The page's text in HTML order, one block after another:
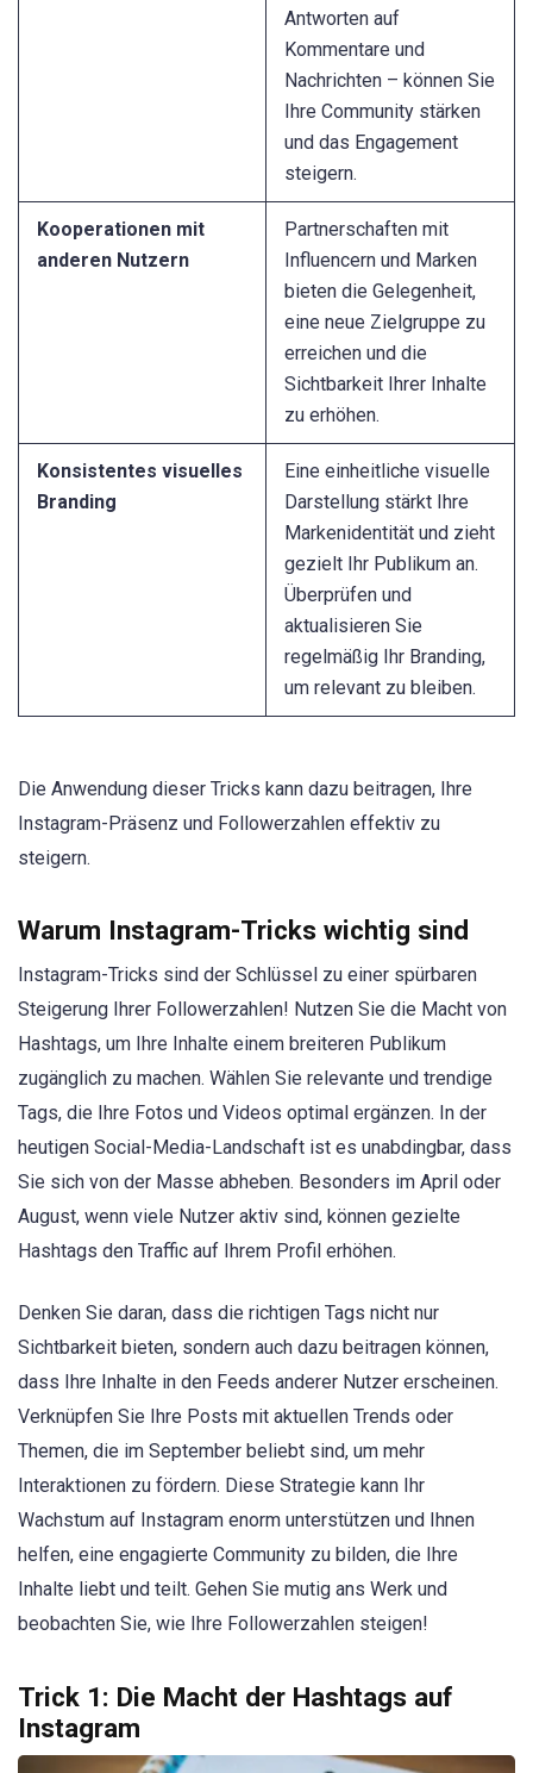
Antworten auf
Kommentare und
Nachrichten – können Sie
Ihre Community stärken
und das Engagement
steigern.
Kooperationen mit
anderen Nutzern
Partnerschaften mit
Influencern und Marken
bieten die Gelegenheit,
eine neue Zielgruppe zu
erreichen und die
Sichtbarkeit Ihrer Inhalte
zu erhöhen.
Konsistentes visuelles
Branding
Eine einheitliche visuelle
Darstellung stärkt Ihre
Markenidentität und zieht
gezielt Ihr Publikum an.
Überprüfen und
aktualisieren Sie
regelmäßig Ihr Branding,
um relevant zu bleiben.
Die Anwendung dieser Tricks kann dazu beitragen, Ihre
Instagram-Präsenz und Followerzahlen effektiv zu
steigern.
Warum Instagram-Tricks wichtig sind
Instagram-Tricks sind der Schlüssel zu einer spürbaren
Steigerung Ihrer Followerzahlen! Nutzen Sie die Macht von
Hashtags, um Ihre Inhalte einem breiteren Publikum
zugänglich zu machen. Wählen Sie relevante und trendige
Tags, die Ihre Fotos und Videos optimal ergänzen. In der
heutigen Social-Media-Landschaft ist es unabdingbar, dass
Sie sich von der Masse abheben. Besonders im April oder
August, wenn viele Nutzer aktiv sind, können gezielte
Hashtags den Traffic auf Ihrem Profil erhöhen.
Denken Sie daran, dass die richtigen Tags nicht nur
Sichtbarkeit bieten, sondern auch dazu beitragen können,
dass Ihre Inhalte in den Feeds anderer Nutzer erscheinen.
Verknüpfen Sie Ihre Posts mit aktuellen Trends oder
Themen, die im September beliebt sind, um mehr
Interaktionen zu fördern. Diese Strategie kann Ihr
Wachstum auf Instagram enorm unterstützen und Ihnen
helfen, eine engagierte Community zu bilden, die Ihre
Inhalte liebt und teilt. Gehen Sie mutig ans Werk und
beobachten Sie, wie Ihre Followerzahlen steigen!
Trick 1: Die Macht der Hashtags auf
Instagram